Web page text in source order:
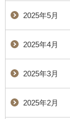
2025年5月
2025年4月
2025年3月
2025年2月